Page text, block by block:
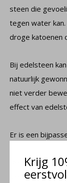
Krijg
steen die
tegen water
droge katoenen
Bij edelsteen
natuurlijk
niet verder
effect van
Er is een
De oorbellen
sieradendoosje